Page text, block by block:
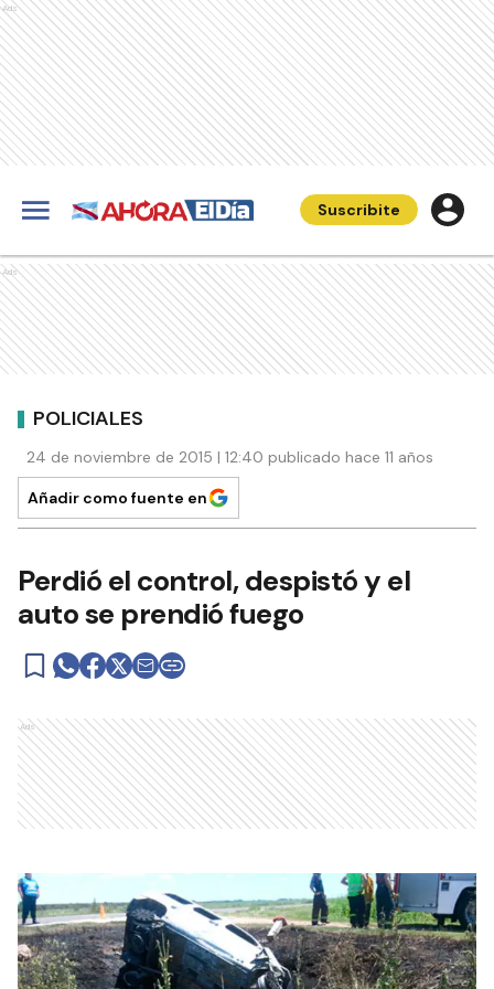
Ads
Suscribite
Ads
POLICIALES
24 de noviembre de 2015 | 12:40 publicado hace 11 años
Añadir como fuente en
Perdió el control, despistó y el
auto se prendió fuego
Ads